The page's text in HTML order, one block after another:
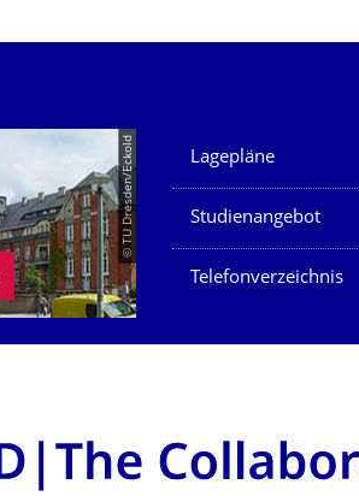
© TU Dresden/Eckold Unsere Dienste
Lagepläne
Studienangebot
Telefonverzeichnis